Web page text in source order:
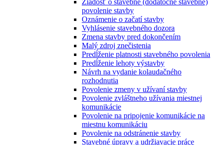
Žiadosť o stavebné (dodatočné stavebné)
povolenie stavby
Oznámenie o začatí stavby
Vyhlásenie stavebného dozora
Zmena stavby pred dokončením
Malý zdroj znečistenia
Predĺženie platnosti stavebného povolenia
Predĺženie lehoty výstavby
Návrh na vydanie kolaudačného
rozhodnutia
Povolenie zmeny v užívaní stavby
Povolenie zvláštneho užívania miestnej
komunikácie
Povolenie na pripojenie komunikácie na
miestnu komunikáciu
Povolenie na odstránenie stavby
Stavebné úpravy a udržiavacie práce